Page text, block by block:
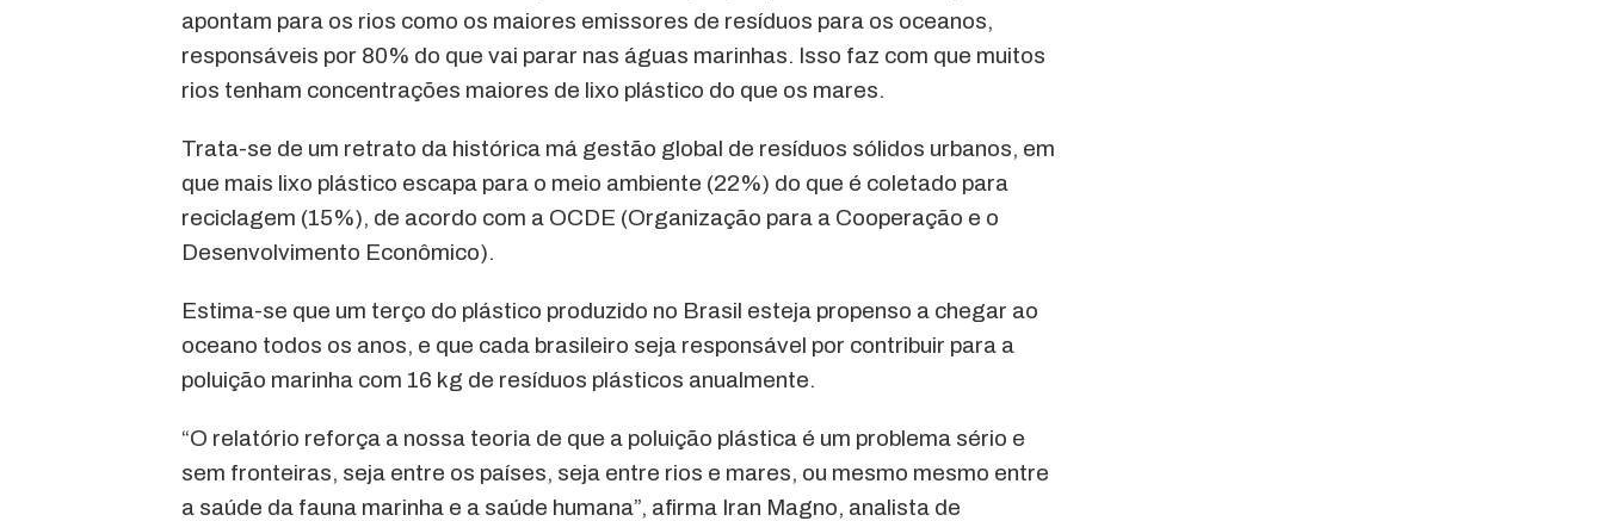
apontam para os rios como os maiores emissores de resíduos para os oceanos,
responsáveis por 80% do que vai parar nas águas marinhas. Isso faz com que muitos
rios tenham concentrações maiores de lixo plástico do que os mares.
Trata-se de um retrato da histórica má gestão global de resíduos sólidos urbanos, em
que mais lixo plástico escapa para o meio ambiente (22%) do que é coletado para
reciclagem (15%), de acordo com a OCDE (Organização para a Cooperação e o
Desenvolvimento Econômico).
Estima-se que um terço do plástico produzido no Brasil esteja propenso a chegar ao
oceano todos os anos, e que cada brasileiro seja responsável por contribuir para a
poluição marinha com 16 kg de resíduos plásticos anualmente.
“O relatório reforça a nossa teoria de que a poluição plástica é um problema sério e
sem fronteiras, seja entre os países, seja entre rios e mares, ou mesmo mesmo entre
a saúde da fauna marinha e a saúde humana”, afirma Iran Magno, analista de